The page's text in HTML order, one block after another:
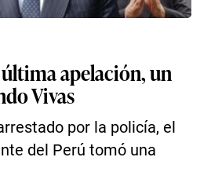
apelación, un
Vivas
por la policía, el
del Perú tomó una